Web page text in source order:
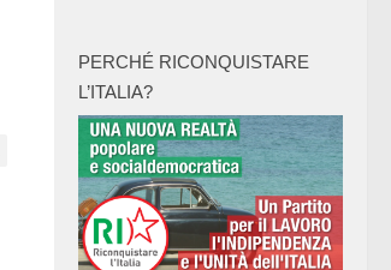
PERCHÉ RICONQUISTARE
L’ITALIA?